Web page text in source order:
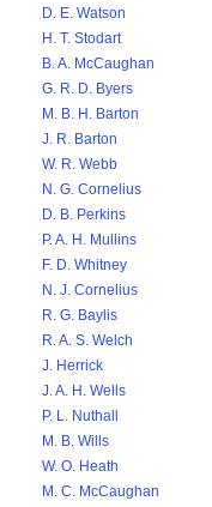
D. E. Watson
H. T. Stodart
B. A. McCaughan
G. R. D. Byers
M. B. H. Barton
J. R. Barton
W. R. Webb
N. G. Cornelius
D. B. Perkins
P. A. H. Mullins
F. D. Whitney
N. J. Cornelius
R. G. Baylis
R. A. S. Welch
J. Herrick
J. A. H. Wells
P. L. Nuthall
M. B. Wills
W. O. Heath
M. C. McCaughan